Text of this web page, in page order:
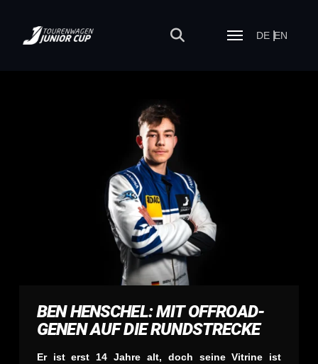
DE EN
BEN HENSCHEL: MIT OFFROAD-
GENEN AUF DIE RUNDSTRECKE
Er ist erst 14 Jahre alt, doch seine Vitrine ist